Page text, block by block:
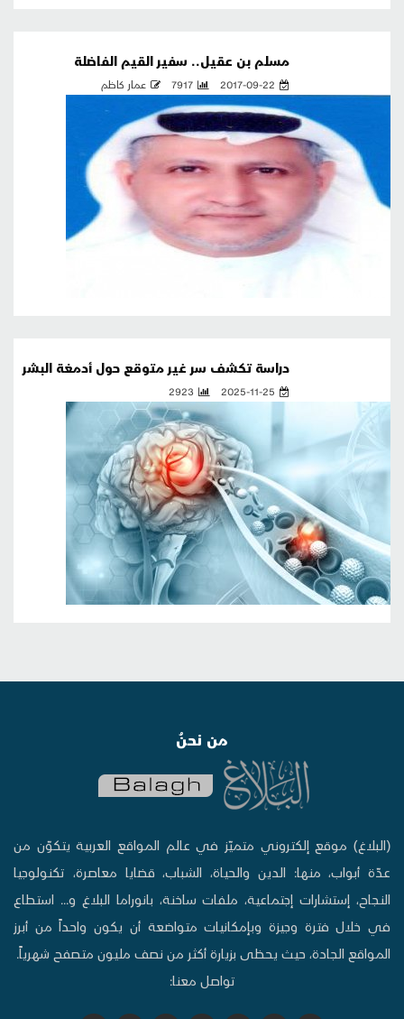
مسلم بن عقيل.. سفير القيم الفاضلة
2017-09-22
7917 عمار كاظم
دراسة تكشف سر غير متوقع حول أدمغة البشر
2025-11-25
2923
من نحنُ
(البلاغ) موقع إلكتروني متميّز في عالم المواقع العربية يتكوّن من
عدّة أبواب، منها: الدين والحياة، الشباب، قضايا معاصرة، تكنولوجيا
النجاح، إستشارات إجتماعية، ملفات ساخنة، بانوراما البلاغ و... استطاع
في خلال فترة وجيزة وبإمكانيات متواضعة أن يكون واحداً من أبرز
المواقع الجادة، حيث يحظى بزيارة أكثر من نصف مليون متصفح شهرياً.
تواصل معنا: